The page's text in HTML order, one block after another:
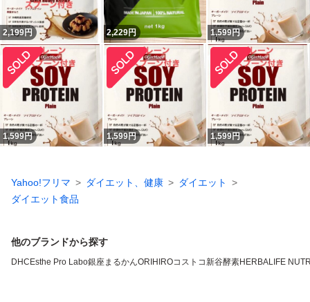
2,199円 2,229円 1,599円
1,599円 1,599円 1,599円
Yahoo!フリマ ダイエット、健康
ダイエット
ダイエット食品
他のブランドから探す
DHC Esthe Pro Labo銀座まるかんORIHIROコストコ新谷酵素HERBALIFE